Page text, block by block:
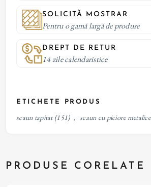
SOLICITĂ MOSTRAR
Pentru o gamă largă de produse
DREPT DE RETUR
14 zile calendaristice
ETICHETE PRODUS
scaun tapitat (151) , scaun cu piciore metalice
PRODUSE CORELATE